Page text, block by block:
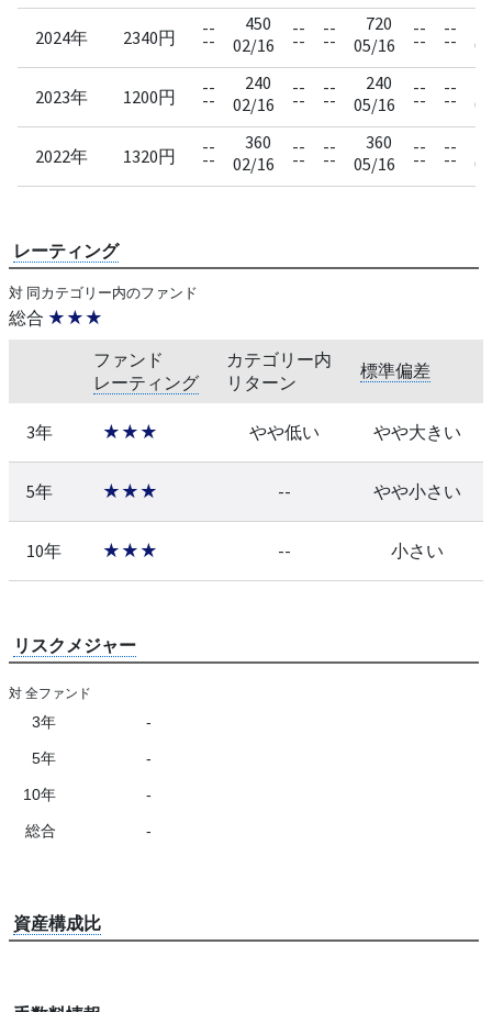
2024年 2340円 --
--
450
02/16
--
--
--
--
720
05/16
--
--
--
--
2023年 1200円 --
--
240
02/16
--
--
--
--
240
05/16
--
--
--
--
2022年 1320円 --
--
360
02/16
--
--
--
--
360
05/16
--
--
--
--
レーティング
対 同カテゴリー内のファンド
総合 ★★★
ファンド
レーティング
カテゴリー内
リターン
標準偏差
3年 ★★★ やや低い やや大きい
5年 ★★★ -- やや小さい
10年 ★★★ -- 小さい
リスクメジャー
対 全ファンド
3年 -
5年 -
10年 -
総合 -
資産構成比